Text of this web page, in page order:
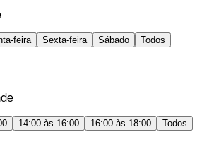
feira Sexta-feira Sábado Todos
14:00 às 16:00 16:00 às 18:00
Todos